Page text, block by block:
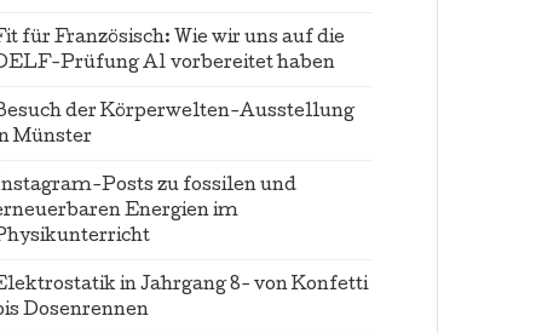
für Französisch: Wie wir uns auf die
Prüfung A1 vorbereitet haben
der Körperwelten-Ausstellung
Münster
Posts zu fossilen und
Energien im
in Jahrgang 8- von Konfetti
Dosenrennen